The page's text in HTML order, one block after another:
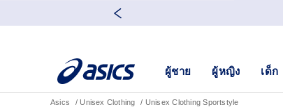
ผู้ชาย ผู้หญิง เด็ก
Asics Unisex Clothing Unisex Clothing Sportstyle